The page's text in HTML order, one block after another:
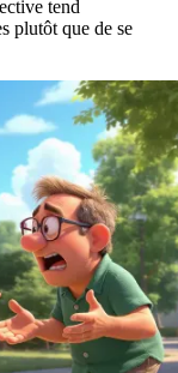
tend
plutôt que de se